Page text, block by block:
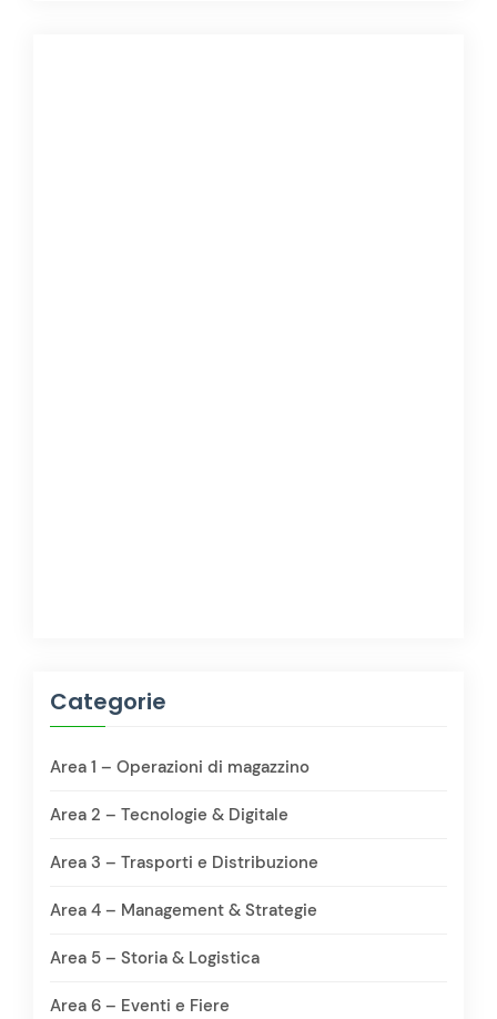
Categorie
Area 1 – Operazioni di magazzino
Area 2 – Tecnologie & Digitale
Area 3 – Trasporti e Distribuzione
Area 4 – Management & Strategie
Area 5 – Storia & Logistica
Area 6 – Eventi e Fiere